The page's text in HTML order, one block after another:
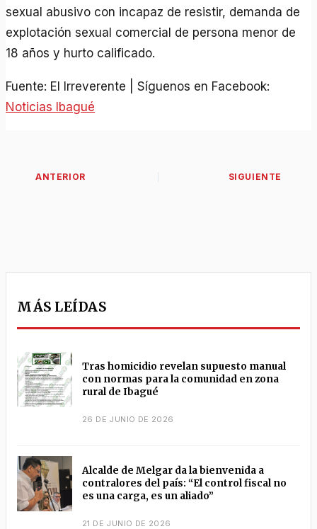
sexual abusivo con incapaz de resistir, demanda de
explotación sexual comercial de persona menor de
18 años y hurto calificado.
Fuente: El Irreverente | Síguenos en Facebook:
Noticias Ibagué
MÁS LEÍDAS
Tras homicidio revelan supuesto manual
con normas para la comunidad en zona
rural de Ibagué
26 DE JUNIO DE 2026
Alcalde de Melgar da la bienvenida a
contralores del país: “El control fiscal no
es una carga, es un aliado”
21 DE JUNIO DE 2026